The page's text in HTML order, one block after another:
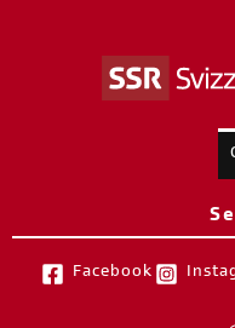
Facebook